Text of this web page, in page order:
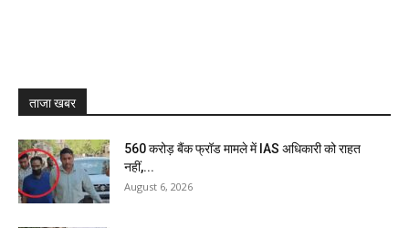
ताजा खबर
₹560 करोड़ बैंक फ्रॉड मामले में IAS अधिकारी को राहत
नहीं,...
August 6, 2026